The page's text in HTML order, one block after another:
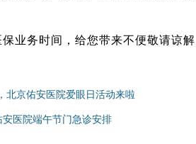
业务时间，给您带来不便敬请谅
北京佑安医院爱眼日活动来啦
安医院端午节门急诊安排